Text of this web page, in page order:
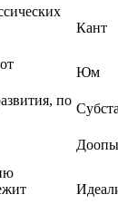
Кант
Юм
по